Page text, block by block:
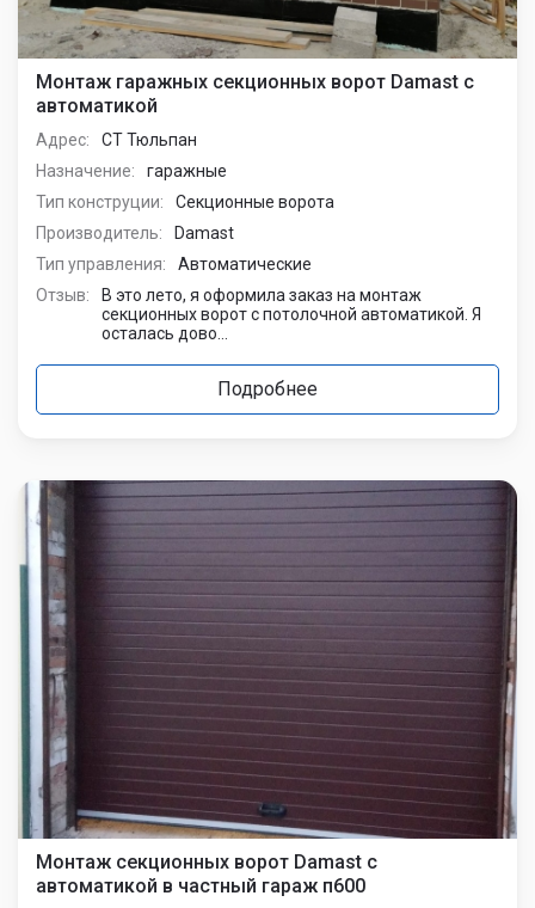
Монтаж гаражных секционных ворот Damast с
автоматикой
Адрес:
СТ Тюльпан
Назначение:
гаражные
Тип конструции:
Секционные ворота
Производитель:
Damast
Тип управления:
Автоматические
Отзыв:
В это лето, я оформила заказ на монтаж
секционных ворот с потолочной автоматикой. Я
осталась дово...
Подробнее
Монтаж секционных ворот Damast с
автоматикой в частный гараж п600